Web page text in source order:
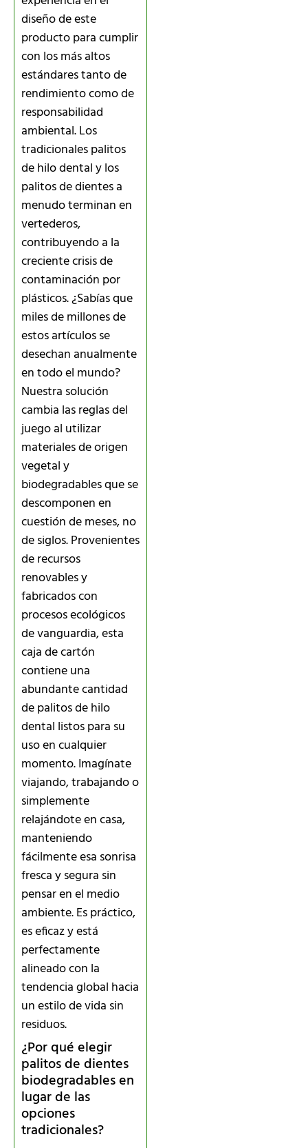
diseño de este
producto para cumplir
con los más altos
estándares tanto de
rendimiento como de
responsabilidad
ambiental. Los
tradicionales palitos
de hilo dental y los
palitos de dientes a
menudo terminan en
vertederos,
contribuyendo a la
creciente crisis de
contaminación por
plásticos. ¿Sabías que
miles de millones de
estos artículos se
desechan anualmente
en todo el mundo?
Nuestra solución
cambia las reglas del
juego al utilizar
materiales de origen
vegetal y
biodegradables que se
descomponen en
cuestión de meses, no
de siglos. Provenientes
de recursos
renovables y
fabricados con
procesos ecológicos
de vanguardia, esta
caja de cartón
contiene una
abundante cantidad
de palitos de hilo
dental listos para su
uso en cualquier
momento. Imagínate
viajando, trabajando o
simplemente
relajándote en casa,
manteniendo
fácilmente esa sonrisa
fresca y segura sin
pensar en el medio
ambiente. Es práctico,
es eficaz y está
perfectamente
alineado con la
tendencia global hacia
un estilo de vida sin
residuos.
¿Por qué elegir
palitos de dientes
biodegradables en
lugar de las
opciones
tradicionales?